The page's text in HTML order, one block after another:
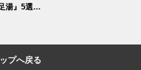
湯』5選…
ップへ戻る